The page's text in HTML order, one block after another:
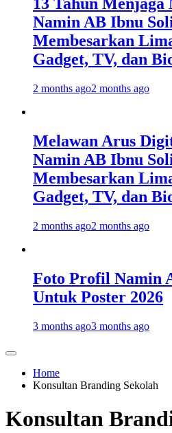
13 Tahun
Namin AB Ibnu
Membesarkan
Gadget, TV, dan
2 months ago2 months ago
Melawan Arus
Namin AB Ibnu
Membesarkan
Gadget, TV, dan
2 months ago2 months ago
Foto Profil Namin
Untuk Poster 2026
3 months ago3 months ago
Home
Konsultan Branding Sekolah
Konsultan